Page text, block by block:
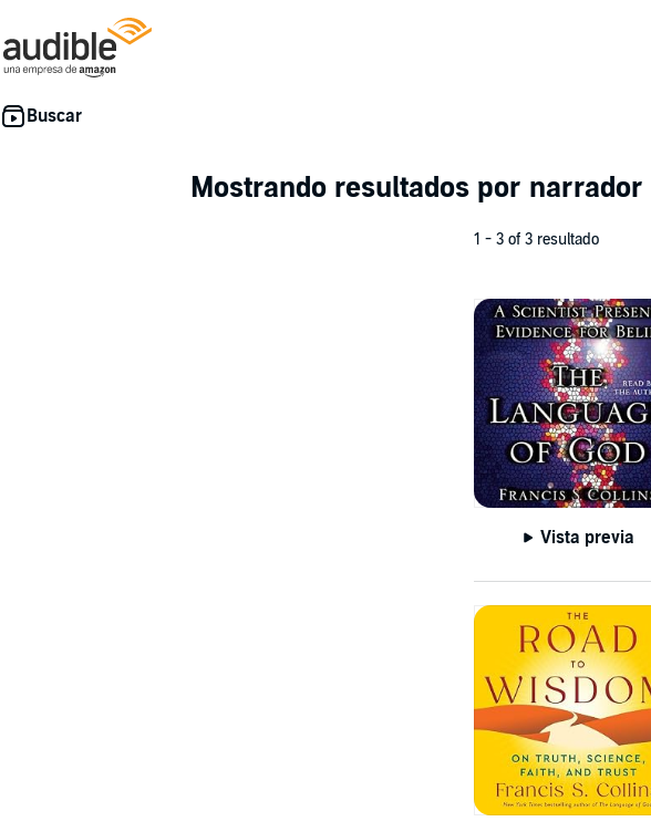
Mostrando resultados por narrador
1 - 3 of 3 resultado
Vista previa